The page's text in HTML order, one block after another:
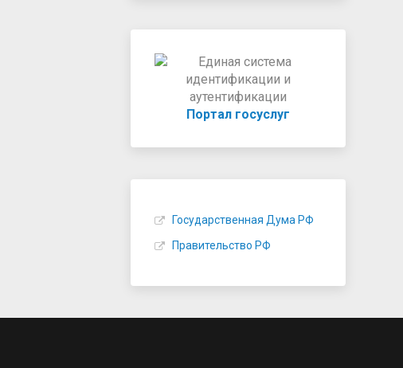
Портал госуслуг
Государственная Дума РФ
Правительство РФ